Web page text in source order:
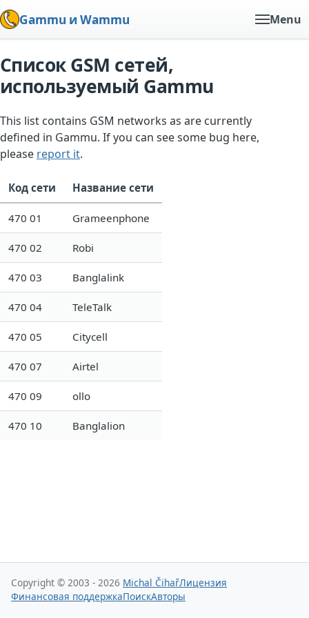
Gammu и Wammu Menu
Список GSM сетей,
используемый Gammu
This list contains GSM networks as are currently
defined in Gammu. If you can see some bug here,
please report it.
Код сети Название сети
470 01 Grameenphone
470 02 Robi
470 03 Banglalink
470 04 TeleTalk
470 05 Citycell
470 07 Airtel
470 09 ollo
470 10 Banglalion
Copyright © 2003 - 2026 Michal ČihařЛицензия
Финансовая поддержкаПоискАвторы